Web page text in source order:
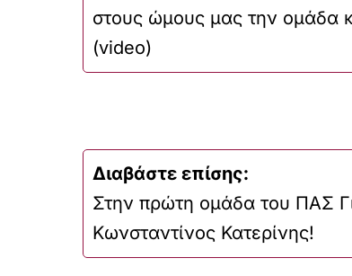
στους ώμους μας την ομάδα
(video)
Διαβάστε επίσης:
Στην πρώτη ομάδα του ΠΑΣ
Κωνσταντίνος Κατερίνης!